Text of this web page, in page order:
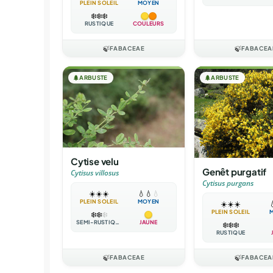
PLEIN SOLEIL MOYEN
❄️❄️❄️
RUSTIQUE COULEURS
🍃FABACEAE 🍃
🌲ARBUSTE
Cytise velu
Cytisus villosus
☀️☀️☀️
PLEIN SOLEIL
💧 💧 💧
MOYEN
❄️❄️❄️
SEMI-RUSTIQUE JAUNE
🍃FABACEAE
🌲ARBUSTE
Genêt purgatif
Cytisus purgans
☀️☀️☀️
PLEIN SOLEIL
❄️❄️❄️
RUSTIQUE
🍃